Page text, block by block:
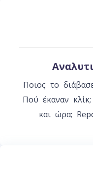
Ποιος το
Πού έκαναν
και ώρα;